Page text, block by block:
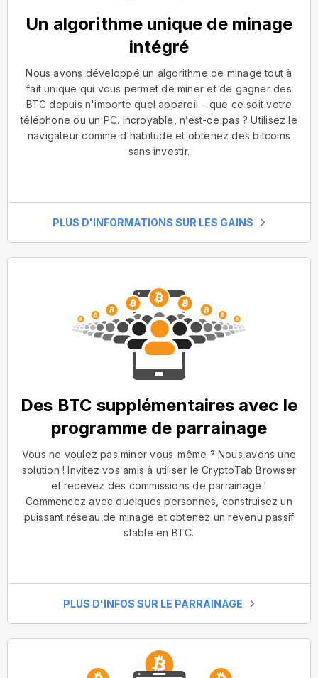
Un algorithme unique de minage
intégré
Nous avons développé un algorithme de minage tout à
fait unique qui vous permet de miner et de gagner des
BTC depuis n'importe quel appareil – que ce soit votre
téléphone ou un PC. Incroyable, n’est-ce pas ? Utilisez le
navigateur comme d'habitude et obtenez des bitcoins
sans investir.
PLUS D'INFORMATIONS SUR LES GAINS
Des BTC supplémentaires avec le
programme de parrainage
Vous ne voulez pas miner vous-même ? Nous avons une
solution ! Invitez vos amis à utiliser le CryptoTab Browser
et recevez des commissions de parrainage !
Commencez avec quelques personnes, construisez un
puissant réseau de minage et obtenez un revenu passif
stable en BTC.
PLUS D'INFOS SUR LE PARRAINAGE